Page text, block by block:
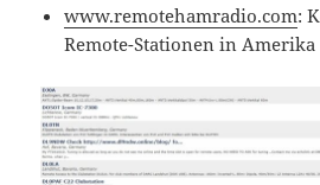
www.remotehamradio.com:
Remote-Stationen in Amerika